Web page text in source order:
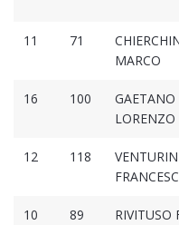
11 71
MARCO
16 100
GAETANO
LORENZO
12 118
10 89 RIVITUSO